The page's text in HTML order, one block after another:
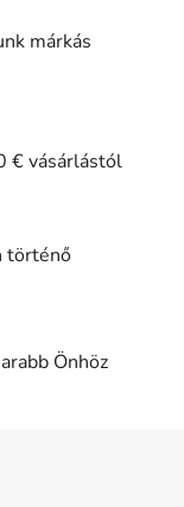
márkás
€ vásárlástól
történő
Önhöz